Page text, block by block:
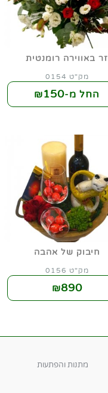
זר באווירה רומנטית
מק"ט 0154
החל מ-₪150
חיבוק של אהבה
מק"ט 0156
₪890
מתנות והפתעות